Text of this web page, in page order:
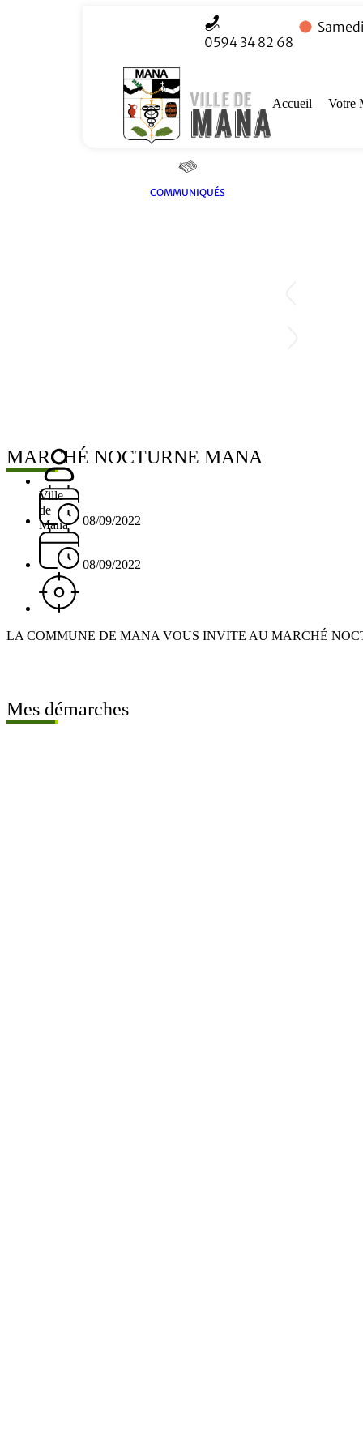
0594 34 82 68
Accueil Votre
COMMUNIQUÉS
Ville
de
Mana
MARCHÉ NOCTURNE MANA
08/09/2022
08/09/2022
LA COMMUNE DE MANA VOUS INVITE AU MARCHÉ
Mes démarches